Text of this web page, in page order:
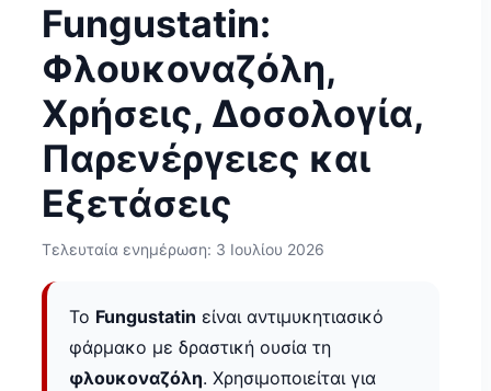
Fungustatin:
Φλουκοναζόλη,
Χρήσεις, Δοσολογία,
Παρενέργειες και
Εξετάσεις
Τελευταία ενημέρωση: 3 Ιουλίου 2026
Το Fungustatin είναι αντιμυκητιασικό
φάρμακο με δραστική ουσία τη
φλουκοναζόλη. Χρησιμοποιείται για